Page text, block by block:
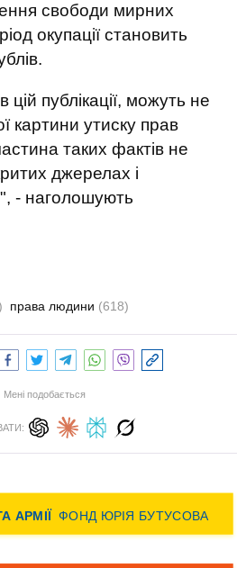
свободи мирних
окупації становить
публікації, можуть не
картини утиску прав
таких фактів не
джерелах і
- наголошують
права людини (618)
Мені подобається